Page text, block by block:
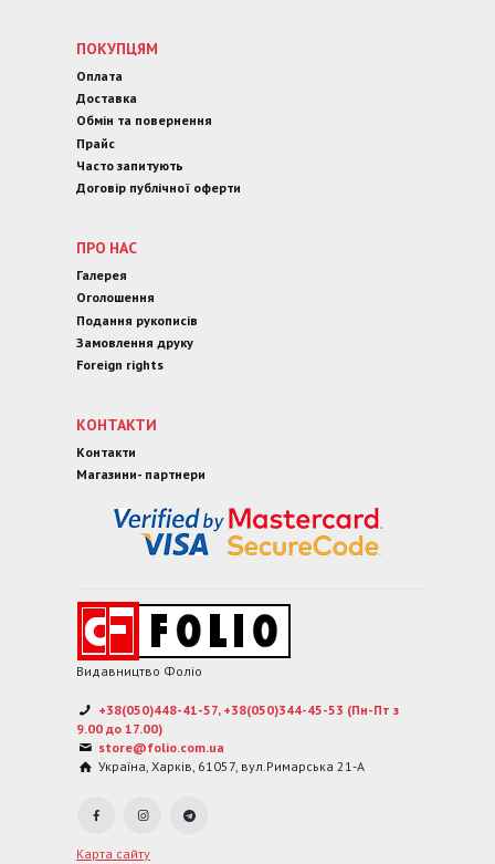
ПОКУПЦЯМ
Оплата
Доставка
Обмін та повернення
Прайс
Часто запитують
Договір публічної оферти
ПРО НАС
Галерея
Оголошення
Подання рукописів
Замовлення друку
Foreign rights
КОНТАКТИ
Контакти
Магазини- партнери
Видавництво Фоліо
+38(050)448-41-57, +38(050)344-45-53 (Пн-Пт з
9.00 до 17.00)
store@folio.com.ua
Україна, Харків, 61057, вул.Римарська 21-А
Карта сайту